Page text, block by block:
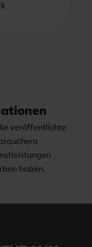
veröffentlichte
haben.